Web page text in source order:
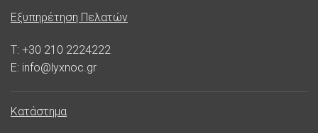
Εξυπηρέτηση Πελατών
T: +30 210 2224222
E: info@lyxnoc.gr
Κατάστημα